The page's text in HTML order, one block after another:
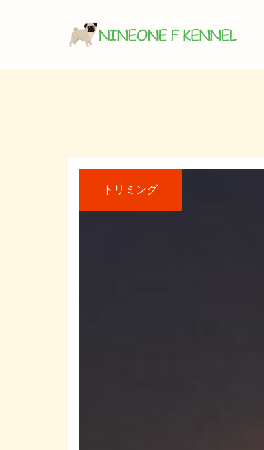
トリミング